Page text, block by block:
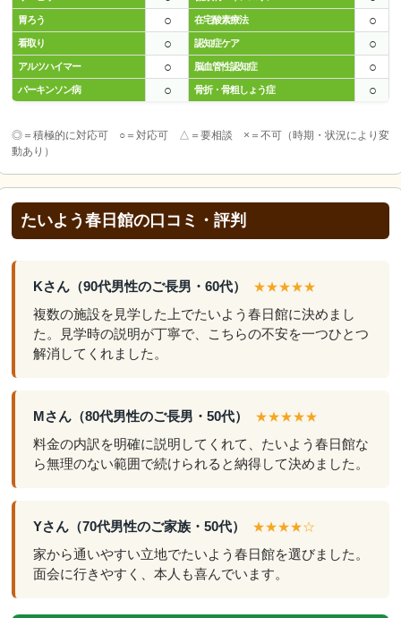
胃ろう ○ 在宅酸素療法 ○
看取り ○ 認知症ケア ○
アルツハイマー ○ 脳血管性認知症 ○
パーキンソン病 ○ 骨折・骨粗しょう症 ○
◎＝積極的に対応可 ○＝対応可 △＝要相談 ×＝不可（時期・状況により変
動あり）
たいよう春日館の口コミ・評判
Kさん（90代男性のご長男・60代） ★★★★★
複数の施設を見学した上でたいよう春日館に決めまし
た。見学時の説明が丁寧で、こちらの不安を一つひとつ
解消してくれました。
Mさん（80代男性のご長男・50代） ★★★★★
料金の内訳を明確に説明してくれて、たいよう春日館な
ら無理のない範囲で続けられると納得して決めました。
Yさん（70代男性のご家族・50代） ★★★★☆
家から通いやすい立地でたいよう春日館を選びました。
面会に行きやすく、本人も喜んでいます。